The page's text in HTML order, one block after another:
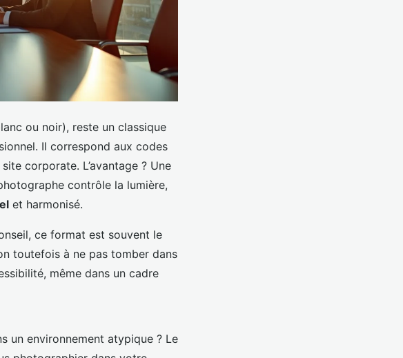
ou noir), reste un classique
Il correspond aux codes
corporate. L’avantage ? Une
contrôle la lumière,
et harmonisé.
ce format est souvent le
toutefois à ne pas tomber dans
même dans un cadre
un environnement atypique ? Le